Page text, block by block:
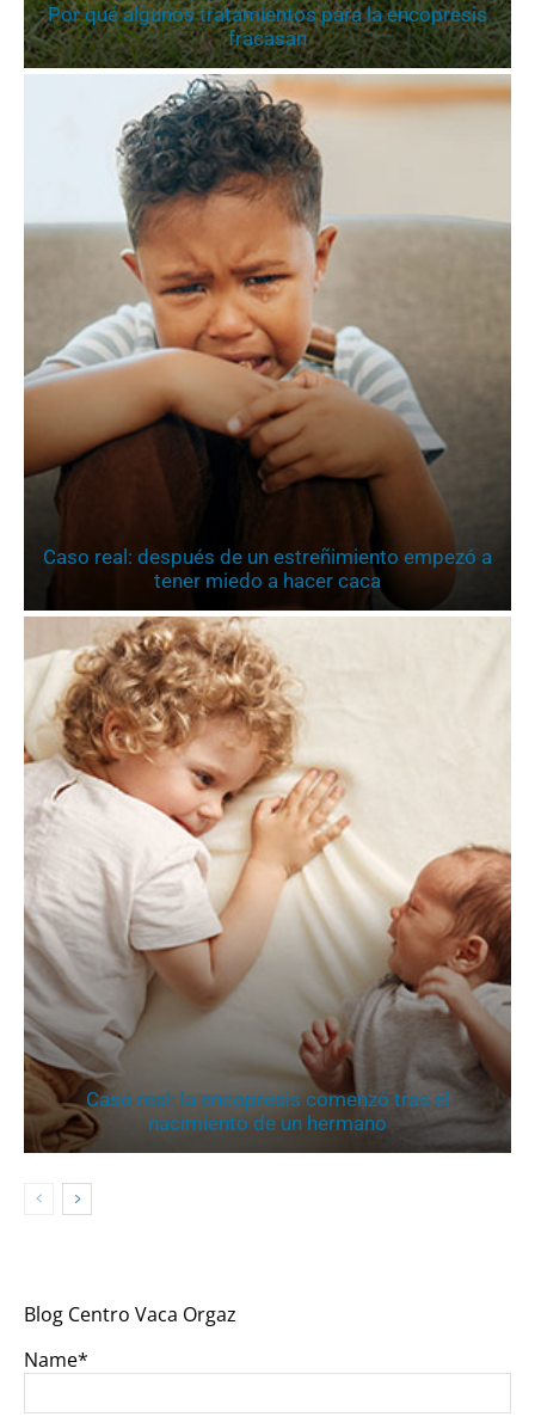
Por qué algunos tratamientos para la encopresis
fracasan
Caso real: después de un estreñimiento empezó a
tener miedo a hacer caca
Caso real: la encopresis comenzó tras el
nacimiento de un hermano
Blog Centro Vaca Orgaz
Name*